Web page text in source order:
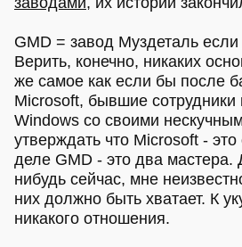
GMD = завод Муздеталь если
Верить, конечно, никаких
же самое как если бы после
Microsoft, бывшие сотрудники
Windows со своими
утверждать что Microsoft -
деле GMD - это два мастера.
нибудь сейчас, мне
них должно быть хватает. К
никакого отношения.